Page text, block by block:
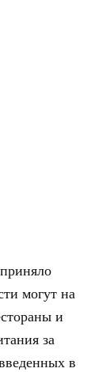
могут на
и
за
в